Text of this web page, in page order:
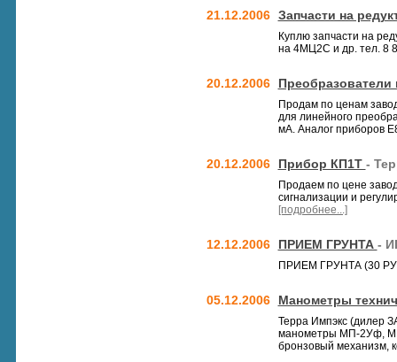
21.12.2006 Запчасти на
Куплю запчасти на
на 4МЦ2С и др. тел. 8
20.12.2006
Продам по ценам
для линейного
мА. Аналог приборов
20.12.2006 Прибор КП1Т -
Продаем по цене
сигнализации и
[подробнее...]
12.12.2006 ПРИЕМ ГРУНТА -
ПРИЕМ ГРУНТА (30
05.12.2006 Манометры
Терра Импэкс (дилер
манометры МП-2Уф,
бронзовый механизм,